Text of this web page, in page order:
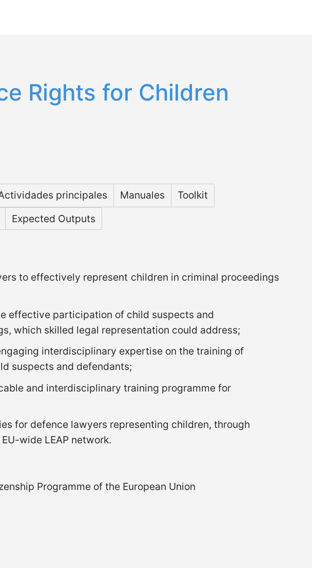
Rights for Children
principales Manuales
Toolkit
Expected Outputs
to effectively represent children in criminal proceedings
effective participation of child suspects and
which skilled legal representation could address;
interdisciplinary expertise on the training of
suspects and defendants;
and interdisciplinary training programme for
for defence lawyers representing children, through
wide LEAP network.